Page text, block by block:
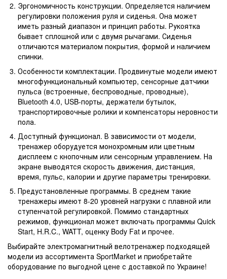
Эргономичность конструкции. Определяется наличием
регулировки положения руля и сиденья. Она может
иметь разный диапазон и принцип работы. Рукоятка
бывает сплошной или с двумя рычагами. Сиденья
отличаются материалом покрытия, формой и наличием
спинки.
Особенности комплектации. Продвинутые модели имеют
многофункциональный компьютер, сенсорные датчики
пульса (встроенные, беспроводные, проводные),
Bluetooth 4.0, USB-порты, держатели бутылок,
транспортировочные ролики и компенсаторы неровности
пола.
Доступный функционал. В зависимости от модели,
тренажер оборудуется монохромным или цветным
дисплеем с кнопочным или сенсорным управлением. На
экране выводятся скорость движения, дистанция,
время, пульс, калории и другие параметры тренировки.
Предустановленные программы. В среднем такие
тренажеры имеют 8-20 уровней нагрузки с плавной или
ступенчатой регулировкой. Помимо стандартных
режимов, функционал может включать программы Quick
Start, H.R.C., WATT, оценку Body Fat и прочее.
Выбирайте электромагнитный велотренажер подходящей
модели из ассортимента SportMarket и приобретайте
оборудование по выгодной цене с доставкой по Украине!